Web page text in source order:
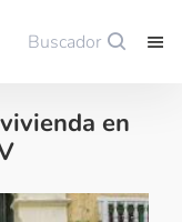
Buscador
en
11
Guardar